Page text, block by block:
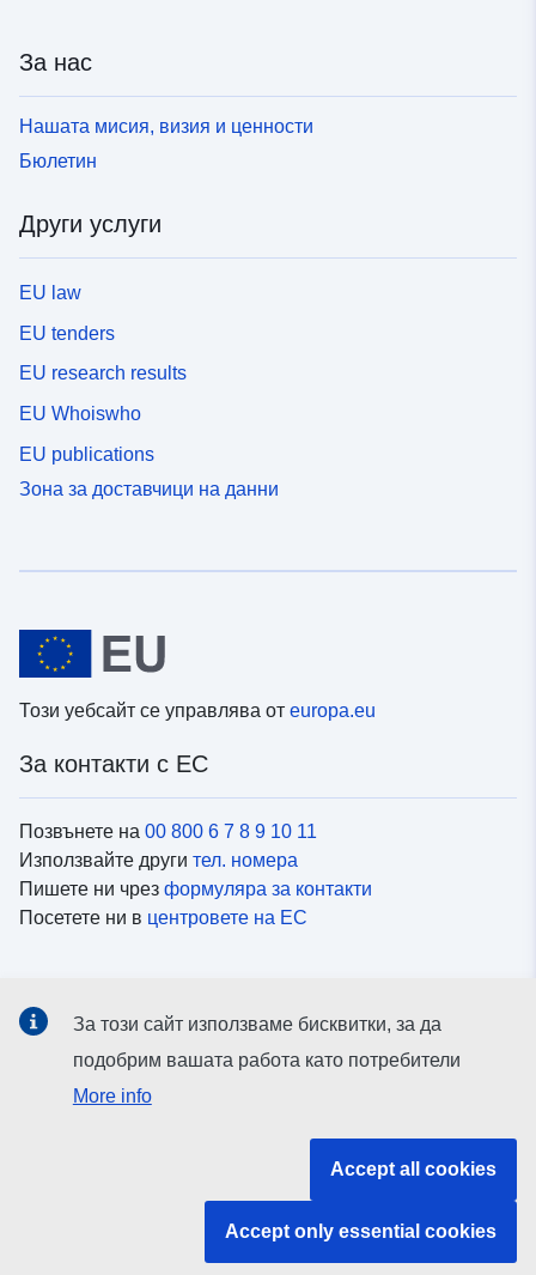
За нас
Нашата мисия, визия и ценности
Бюлетин
Други услуги
EU law
EU tenders
EU research results
EU Whoiswho
EU publications
Зона за доставчици на данни
Този уебсайт се управлява от europa.eu
За контакти с ЕС
Позвънете на 00 800 6 7 8 9 10 11
Използвайте други тел. номера
Пишете ни чрез формуляра за контакти
Посетете ни в центровете на ЕС
Вижте профили на ЕС в социалните медии
Институции и органи на ЕС
За този сайт използваме бисквитки, за да
подобрим вашата работа като потребители
More info
Accept all cookies
Accept only essential cookies